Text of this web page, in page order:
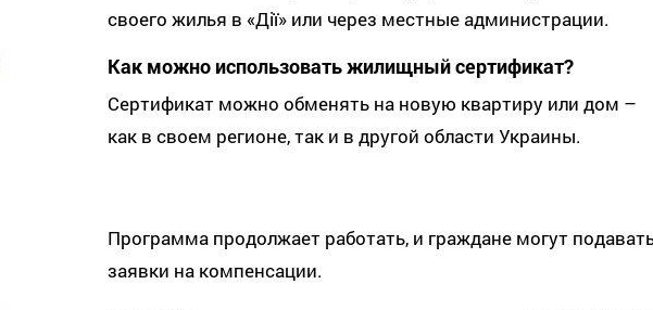
своего жилья в «Дії» или через местные администрации.
Как можно использовать жилищный сертификат?
Сертификат можно обменять на новую квартиру или дом –
как в своем регионе, так и в другой области Украины.
Программа продолжает работать, и граждане могут
заявки на компенсации.